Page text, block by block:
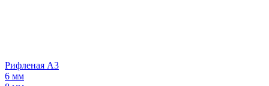
Рифленая А3
6 мм